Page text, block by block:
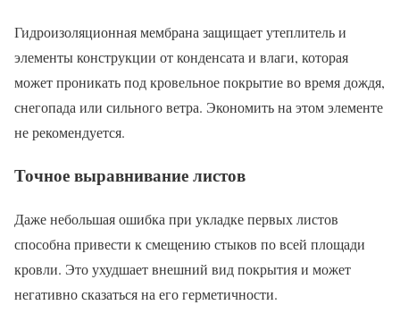
Гидроизоляционная мембрана защищает утеплитель и
элементы конструкции от конденсата и влаги, которая
может проникать под кровельное покрытие во время дождя,
снегопада или сильного ветра. Экономить на этом элементе
не рекомендуется.
Точное выравнивание листов
Даже небольшая ошибка при укладке первых листов
способна привести к смещению стыков по всей площади
кровли. Это ухудшает внешний вид покрытия и может
негативно сказаться на его герметичности.